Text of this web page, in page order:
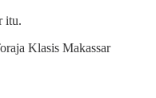
itu.
Klasis Makassar